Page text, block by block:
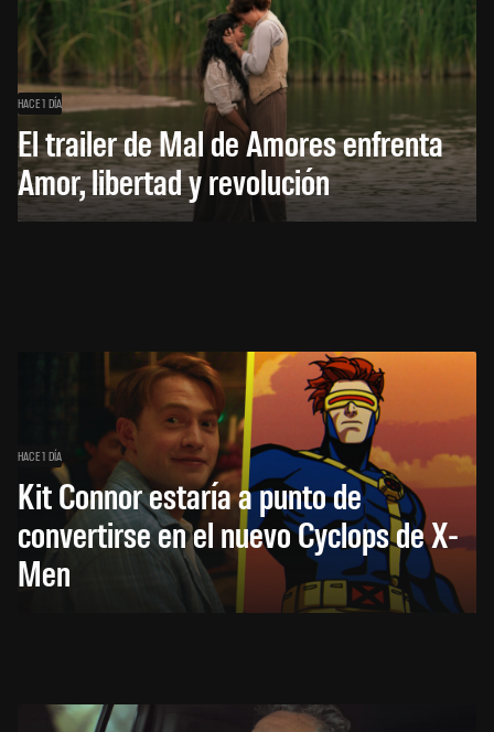
HACE 1 DÍA
El trailer de Mal de Amores enfrenta
Amor, libertad y revolución
HACE 1 DÍA
Kit Connor estaría a punto de
convertirse en el nuevo Cyclops de X-
Men